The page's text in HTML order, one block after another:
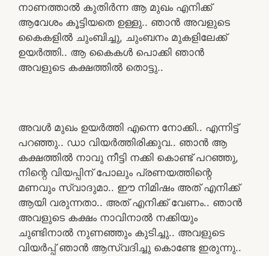
നാണത്താൽ കുതിർന്ന ആ മുഖം എനിക്ക്
ആവേശം കൂട്ടിയതെ ഉള്ളു.. ഞാൻ അവളുടെ
കൈകളിൽ ചുംബിച്ചു, ചുംബനം മുകളിലേക്ക്
ഉയർത്തി.. ആ കൈകൾ പൊക്കി ഞാൻ
അവളുടെ കക്ഷത്തിൽ തൊട്ടു..
അവൾ മുഖം ഉയർത്തി എന്നെ നോക്കി.. എന്നിട്ട്
പറഞ്ഞു.. ഡാ വിയർത്തിരിക്കുവ.. ഞാൻ ആ
കക്ഷത്തിൽ നാവു നീട്ടി നക്കി കൊണ്ട് പറഞ്ഞു,
നിന്റെ വിയപ്പിന് പോലും പ്രണയത്തിന്റെ
മണവും സ്വാദുമാ.. ഈ നിമിഷം അത് എനിക്ക്
ആയി വരുന്നതാ.. അത് എനിക്ക് വേണം.. ഞാൻ
അവളുടെ കക്ഷം നാവിനാൽ നക്കിയും
ചുണ്ടിനാൽ നുണഞ്ഞും കുടിച്ചു.. അവളുടെ
വിയർപ്പ് ഞാൻ ആസ്വദിച്ചു കൊണ്ടേ ഇരുന്നു..